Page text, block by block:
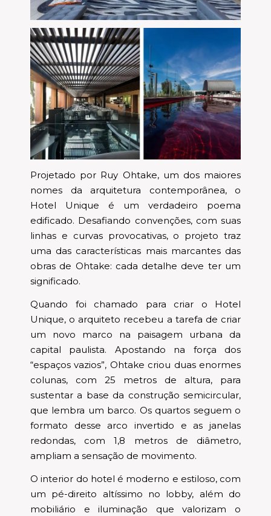
Projetado por Ruy Ohtake, um dos maiores
nomes da arquitetura contemporânea, o
Hotel Unique é um verdadeiro poema
edificado. Desafiando convenções, com suas
linhas e curvas provocativas, o projeto traz
uma das características mais marcantes das
obras de Ohtake: cada detalhe deve ter um
significado.
Quando foi chamado para criar o Hotel
Unique, o arquiteto recebeu a tarefa de criar
um novo marco na paisagem urbana da
capital paulista. Apostando na força dos
“espaços vazios”, Ohtake criou duas enormes
colunas, com 25 metros de altura, para
sustentar a base da construção semicircular,
que lembra um barco. Os quartos seguem o
formato desse arco invertido e as janelas
redondas, com 1,8 metros de diâmetro,
ampliam a sensação de movimento.
O interior do hotel é moderno e estiloso, com
um pé-direito altíssimo no lobby, além do
mobiliário e iluminação que valorizam o